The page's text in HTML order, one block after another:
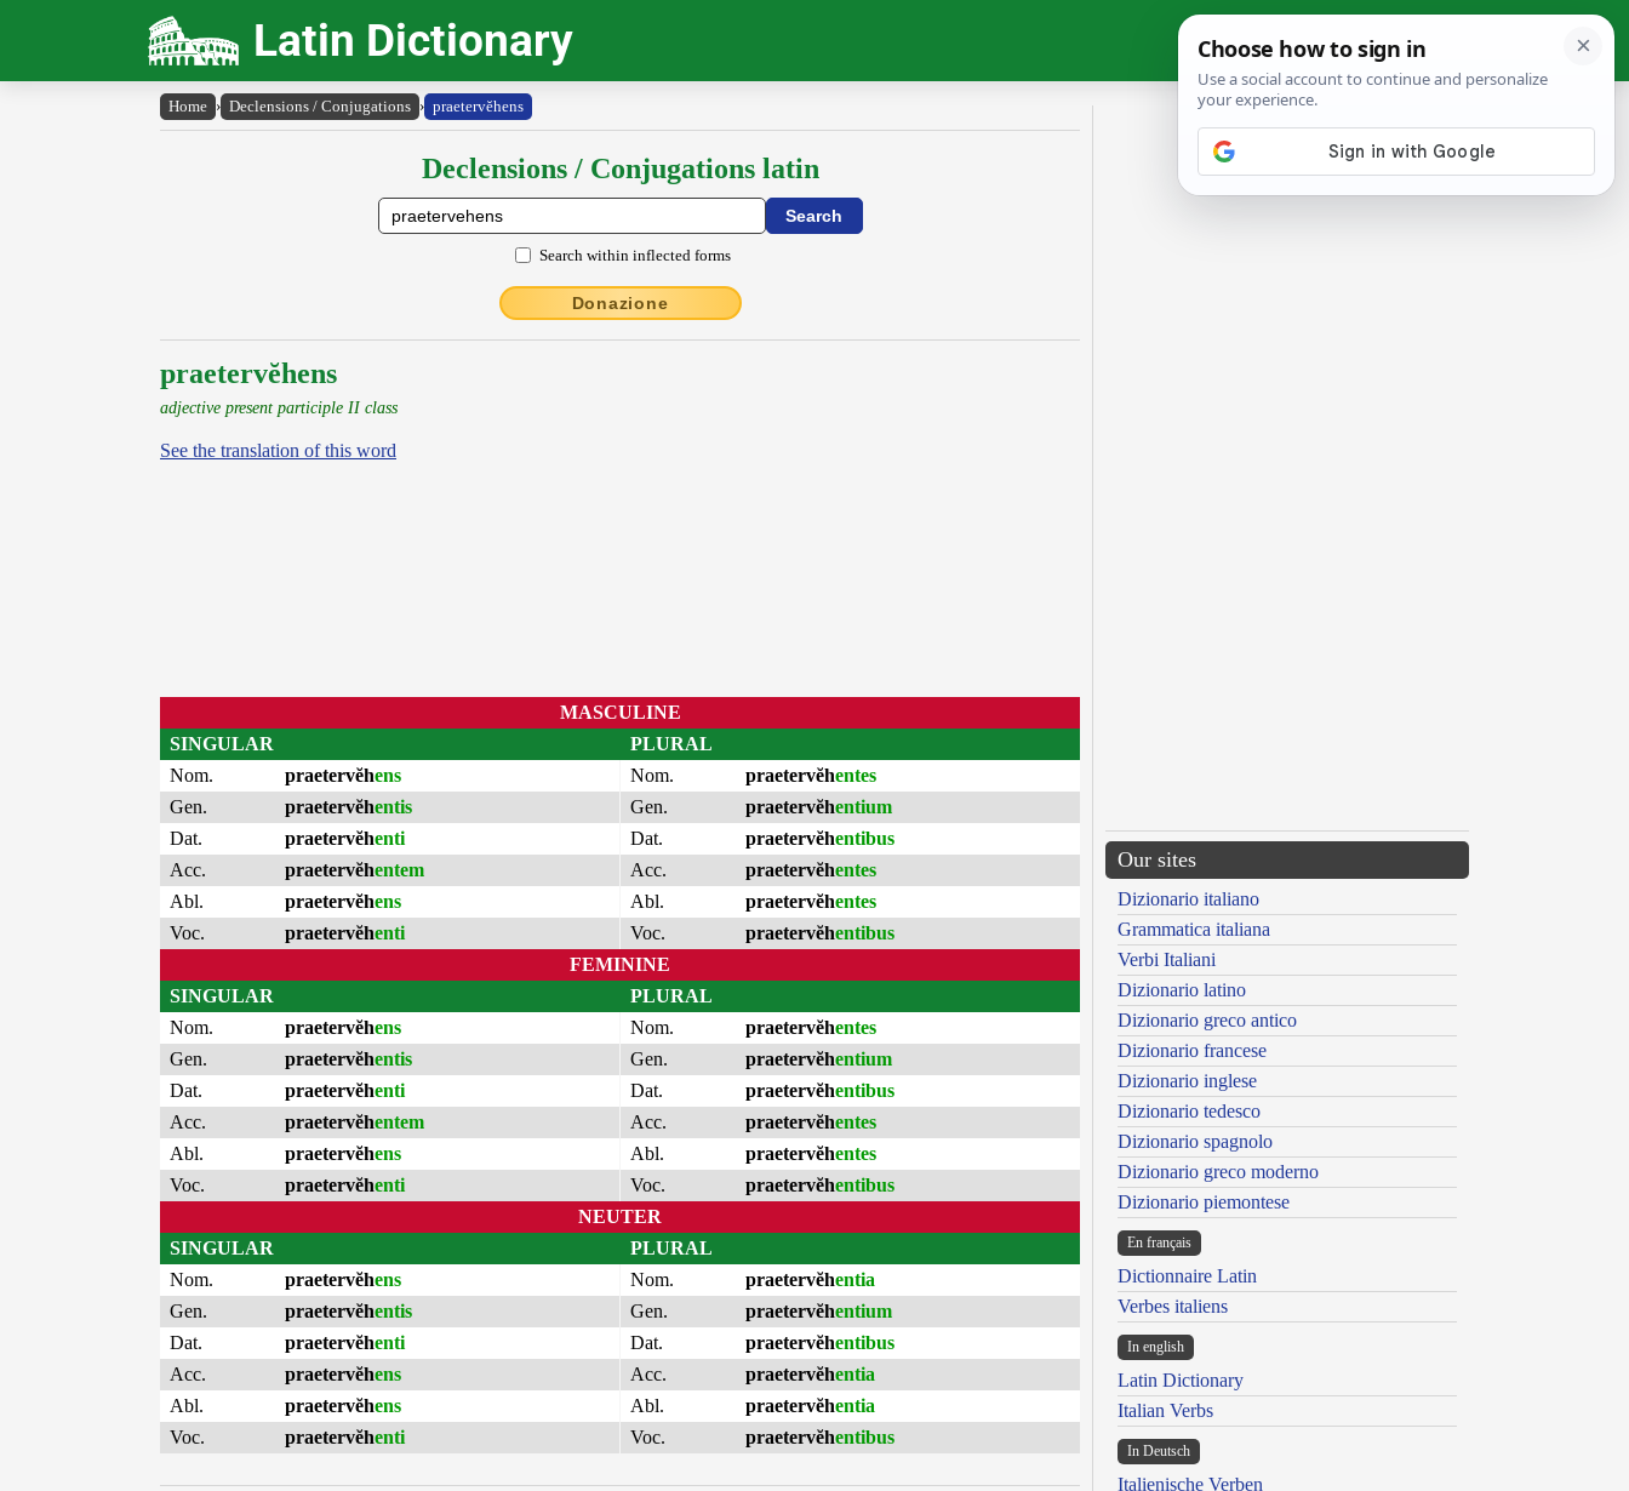
Latin Dictionary
Home › Declensions / Conjugations › praetervĕhens
Declensions / Conjugations latin
Search within inflected forms
Donazione
praetervĕhens
adjective present participle II class
See the translation of this word
MASCULINE
SINGULAR
Nom.
praetervĕhens
Gen.
praetervĕhentis
Dat.
praetervĕhenti
Acc.
praetervĕhentem
Abl.
praetervĕhens
Voc.
praetervĕhenti
PLURAL
Nom.
praetervĕhentes
Gen.
praetervĕhentium
Dat.
praetervĕhentibus
Acc.
praetervĕhentes
Abl.
praetervĕhentes
Voc.
praetervĕhentibus
FEMININE
SINGULAR
Nom.
praetervĕhens
Gen.
praetervĕhentis
Dat.
praetervĕhenti
Acc.
praetervĕhentem
Abl.
praetervĕhens
Voc.
praetervĕhenti
PLURAL
Nom.
praetervĕhentes
Gen.
praetervĕhentium
Dat.
praetervĕhentibus
Acc.
praetervĕhentes
Abl.
praetervĕhentes
Voc.
praetervĕhentibus
NEUTER
SINGULAR
Nom.
praetervĕhens
Gen.
praetervĕhentis
Dat.
praetervĕhenti
Acc.
praetervĕhens
Abl.
praetervĕhens
Voc.
praetervĕhenti
PLURAL
Nom.
praetervĕhentia
Gen.
praetervĕhentium
Dat.
praetervĕhentibus
Acc.
praetervĕhentia
Abl.
praetervĕhentia
Voc.
praetervĕhentibus
Our sites
Dizionario italiano
Grammatica italiana
Verbi Italiani
Dizionario latino
Dizionario greco antico
Dizionario francese
Dizionario inglese
Dizionario tedesco
Dizionario spagnolo
Dizionario greco moderno
Dizionario piemontese
En français
Dictionnaire Latin
Verbes italiens
In english
Latin Dictionary
Italian Verbs
In Deutsch
Italienische Verben